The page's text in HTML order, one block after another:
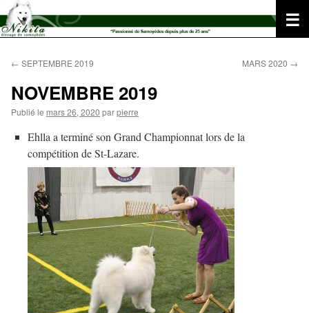
Aller
au
contenu
← SEPTEMBRE 2019 MARS 2020 →
NOVEMBRE 2019
Publié le mars 26, 2020 parpierre
Ehlla a terminé son Grand Championnat lors de la
compétition de St-Lazare.